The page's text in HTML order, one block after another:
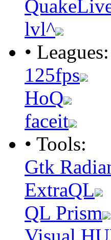
lvl^
• Leagues:
125fps
HoQ
faceit
• Tools:
Gtk
ExtraQL
QL Prism